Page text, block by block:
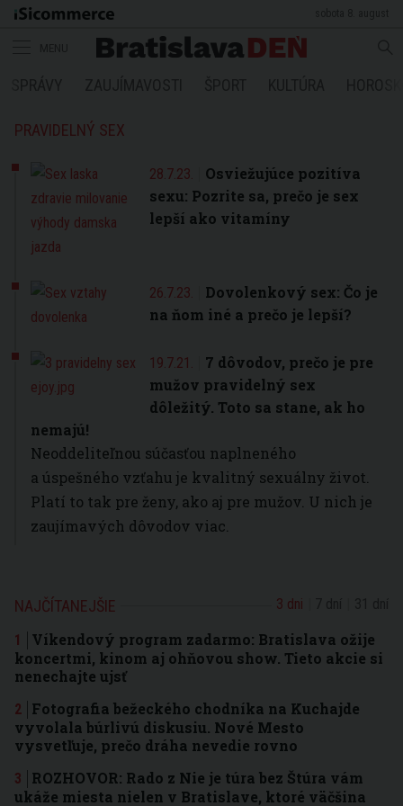
PRAVIDELNÝ SEX
28.7.23.
Osviežujúce pozitíva
sexu: Pozrite sa, prečo je sex
lepší ako vitamíny
26.7.23.
Dovolenkový sex: Čo je
na ňom iné a prečo je lepší?
19.7.21.
7 dôvodov, prečo je pre
mužov pravidelný sex
dôležitý. Toto sa stane, ak ho
nemajú!
Neoddeliteľnou súčasťou naplneného
a úspešného vzťahu je kvalitný sexuálny život.
Platí to tak pre ženy, ako aj pre mužov. U nich je
zaujímavých dôvodov viac.
NAJČÍTANEJŠIE 3 dni
Víkendový program zadarmo: Bratislava ožije
koncertmi, kinom aj ohňovou show. Tieto akcie si
nenechajte ujsť
Fotografia bežeckého chodníka na Kuchajde
vyvolala búrlivú diskusiu. Nové Mesto
vysvetľuje, prečo dráha nevedie rovno
ROZHOVOR: Rado z Nie je túra bez Štúra vám
ukáže miesta nielen v Bratislave, ktoré väčšina